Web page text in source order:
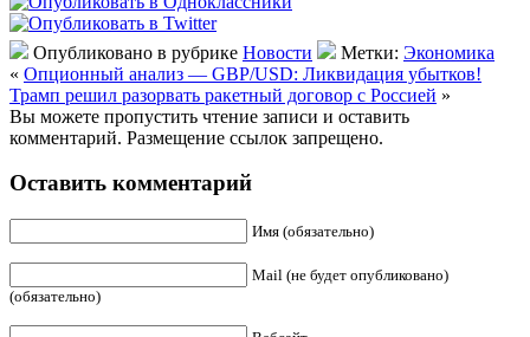
Опубликовано в рубрике Новости Метки: Экономика
« Опционный анализ — GBP/USD: Ликвидация убытков!
Трамп решил разорвать ракетный договор с Россией »
Вы можете пропустить чтение записи и оставить
комментарий. Размещение ссылок запрещено.
Оставить комментарий
Имя (обязательно)
Mail (не будет опубликовано)
(обязательно)